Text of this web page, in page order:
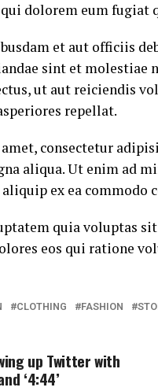
dolorem eum fugiat
et aut officiis
sint et molestiae
ut aut reiciendis
repellat.
consectetur
aliqua. Ut enim ad
ex ea commodo
quia voluptas
eos qui ratione
CLOTHING FASHION
up Twitter with
‘4:44’